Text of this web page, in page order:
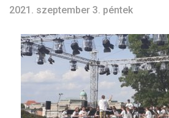
2021. szeptember 3. péntek